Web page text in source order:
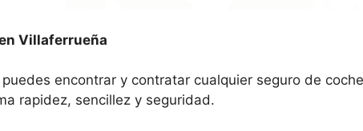
Villaferrueña
encontrar y contratar cualquier seguro de
rapidez, sencillez y seguridad.